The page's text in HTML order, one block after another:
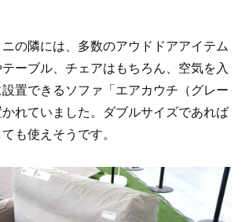
の隣には、多数のアウドドアアイテム
ーブル、チェアはもちろん、空気を入
置できるソファ「エアカウチ（グレー
れていました。ダブルサイズであれば
も使えそうです。